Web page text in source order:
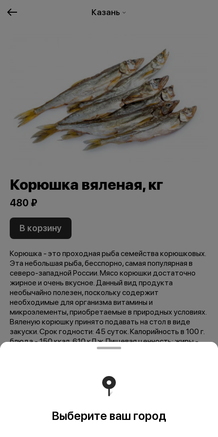
Казань
Корюшка вяленая, кг
480 ₽
В корзину
Корюшка - это проходная рыба семейства корюшковых.
Эта небольшая рыба, бесспорно, самая популярная в
северо-западной России. Мясо корюшки достаточно
жирное и очень вкусное. Данный вид продукта
необычайно полезен, поскольку содержит
необходимые для организма витамины и
микроэлементы, приобретаемые в природных условиях.
Вяленую корюшку принято подавать на стол в виде
закуски. Срок годности: 45 суток. Калорийность в 100 г.
блюда - 150 ккал, 610 кДж. Пищевая ценность: жиры -
5,5 г., белки - 25 г., углеводы - 0,1 г.
Мы рекомендуем
Выберите ваш город